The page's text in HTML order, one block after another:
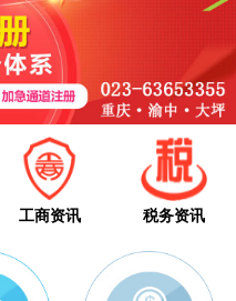
工商资讯 税务资讯